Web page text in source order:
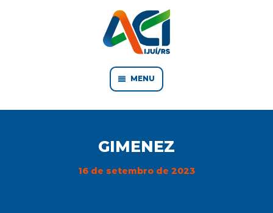
MENU
GIMENEZ
16 de setembro de 2023